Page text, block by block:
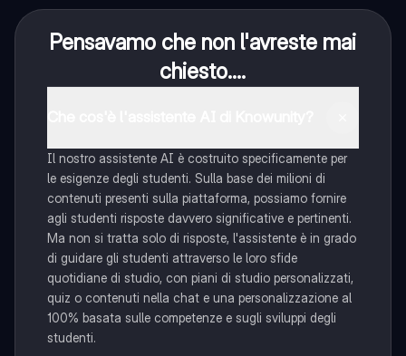
Pensavamo che non l'avreste mai
chiesto....
Il nostro assistente AI è costruito specificamente per
le esigenze degli studenti. Sulla base dei milioni di
contenuti presenti sulla piattaforma, possiamo fornire
agli studenti risposte davvero significative e pertinenti.
Ma non si tratta solo di risposte, l'assistente è in grado
di guidare gli studenti attraverso le loro sfide
quotidiane di studio, con piani di studio personalizzati,
quiz o contenuti nella chat e una personalizzazione al
100% basata sulle competenze e sugli sviluppi degli
studenti.